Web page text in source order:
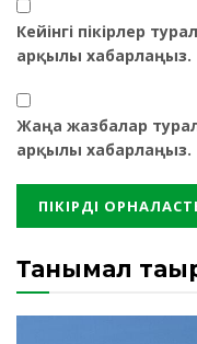
Кейінгі пікірлер
арқылы хабарлаңыз.
Жаңа жазбалар
арқылы хабарлаңыз.
Танымал